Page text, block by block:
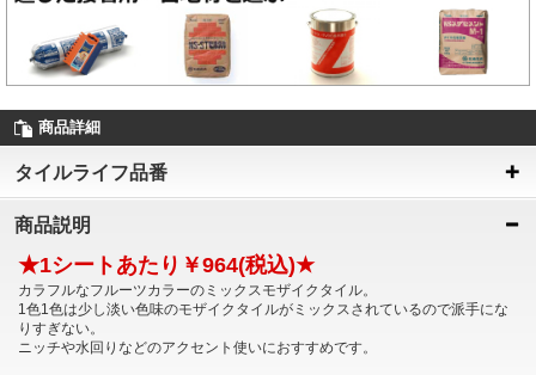
商品詳細
タイルライフ品番
商品説明
★1シートあたり￥964(税込)★
カラフルなフルーツカラーのミックスモザイクタイル。
1色1色は少し淡い色味のモザイクタイルがミックスされているので派手にな
りすぎない。
ニッチや水回りなどのアクセント使いにおすすめです。